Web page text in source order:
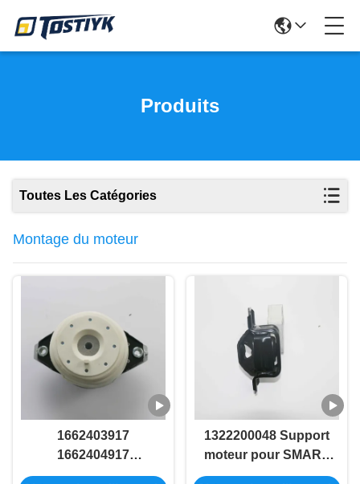
Produits
Toutes Les Catégories
Montage du moteur
1662403917
1662404917
1662405917 Support
1322200048 Support
moteur pour SMART
FORTWO Cabriolet